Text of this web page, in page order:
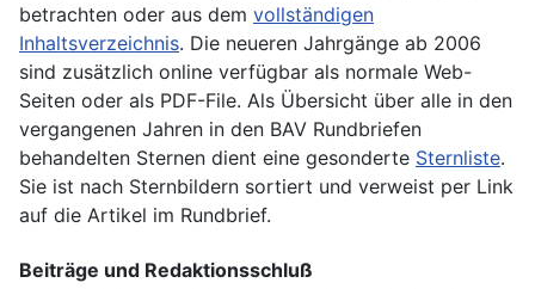
betrachten oder aus dem vollständigen
Inhaltsverzeichnis. Die neueren Jahrgänge ab 2006
sind zusätzlich online verfügbar als normale Web-
Seiten oder als PDF-File. Als Übersicht über alle in den
vergangenen Jahren in den BAV Rundbriefen
behandelten Sternen dient eine gesonderte Sternliste.
Sie ist nach Sternbildern sortiert und verweist per Link
auf die Artikel im Rundbrief.
Beiträge und Redaktionsschluß